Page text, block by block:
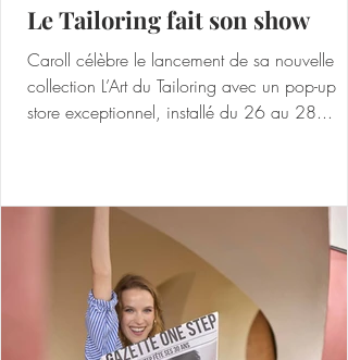
Le Tailoring fait son show
Caroll célèbre le lancement de sa nouvelle
collection L’Art du Tailoring avec un pop-up
store exceptionnel, installé du 26 au 28...